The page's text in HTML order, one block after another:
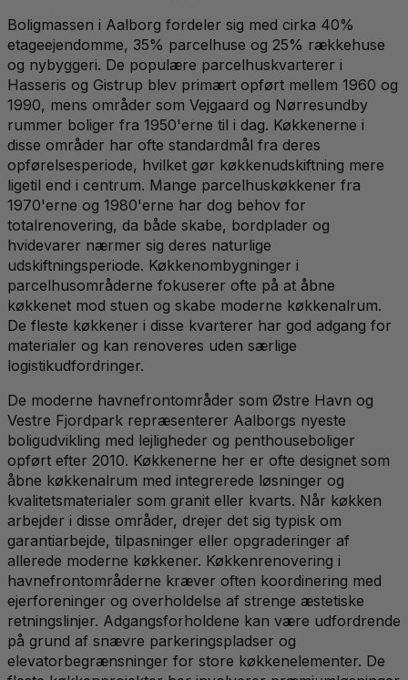
Boligmassen i Aalborg fordeler sig med cirka 40%
etageejendomme, 35% parcelhuse og 25% rækkehuse
og nybyggeri. De populære parcelhuskvarterer i
Hasseris og Gistrup blev primært opført mellem 1960 og
1990, mens områder som Vejgaard og Nørresundby
rummer boliger fra 1950'erne til i dag. Køkkenerne i
disse områder har ofte standardmål fra deres
opførelsesperiode, hvilket gør køkkenudskiftning mere
ligetil end i centrum. Mange parcelhuskøkkener fra
1970'erne og 1980'erne har dog behov for
totalrenovering, da både skabe, bordplader og
hvidevarer nærmer sig deres naturlige
udskiftningsperiode. Køkkenombygninger i
parcelhusområderne fokuserer ofte på at åbne
køkkenet mod stuen og skabe moderne køkkenalrum.
De fleste køkkener i disse kvarterer har god adgang for
materialer og kan renoveres uden særlige
logistikudfordringer.
De moderne havnefrontområder som Østre Havn og
Vestre Fjordpark repræsenterer Aalborgs nyeste
boligudvikling med lejligheder og penthouseboliger
opført efter 2010. Køkkenerne her er ofte designet som
åbne køkkenalrum med integrerede løsninger og
kvalitetsmaterialer som granit eller kvarts. Når køkken
arbejder i disse områder, drejer det sig typisk om
garantiarbejde, tilpasninger eller opgraderinger af
allerede moderne køkkener. Køkkenrenovering i
havnefrontområderne kræver often koordinering med
ejerforeninger og overholdelse af strenge æstetiske
retningslinjer. Adgangsforholdene kan være udfordrende
på grund af snævre parkeringspladser og
elevatorbegrænsninger for store køkkenelementer. De